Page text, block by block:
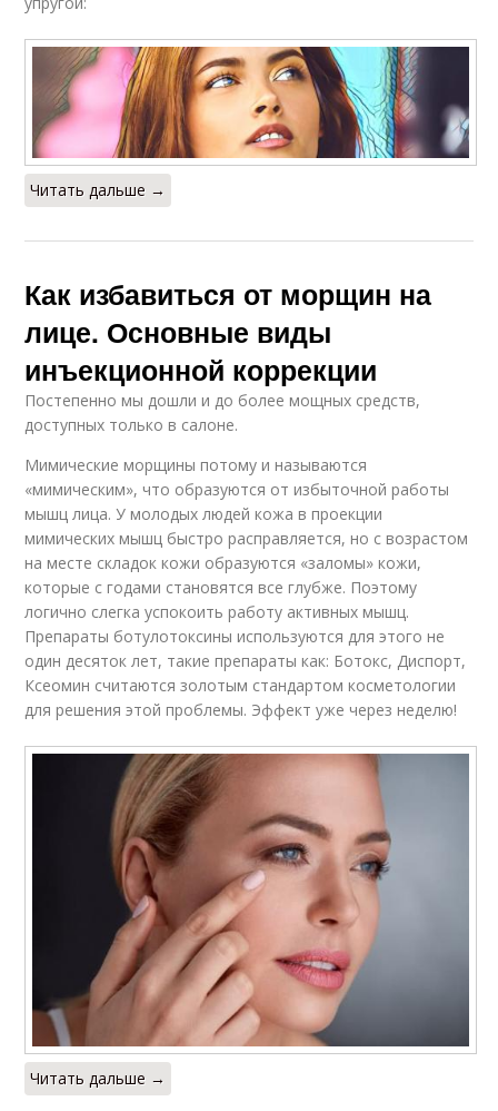
Читать дальше →
Как избавиться от морщин на
лице. Основные виды
инъекционной коррекции
Постепенно мы дошли и до более мощных средств,
доступных только в салоне.
Мимические морщины потому и называются
«мимическим», что образуются от избыточной работы
мышц лица. У молодых людей кожа в проекции
мимических мышц быстро расправляется, но с возрастом
на месте складок кожи образуются «заломы» кожи,
которые с годами становятся все глубже. Поэтому
логично слегка успокоить работу активных мышц.
Препараты ботулотоксины используются для этого не
один десяток лет, такие препараты как: Ботокс, Диспорт,
Ксеомин считаются золотым стандартом косметологии
для решения этой проблемы. Эффект уже через неделю!
Читать дальше →